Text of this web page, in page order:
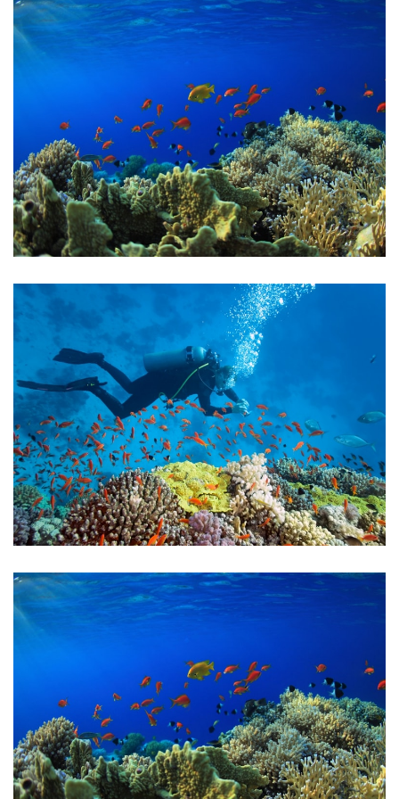
Gallery 2
Gallery 3
Gallery 4